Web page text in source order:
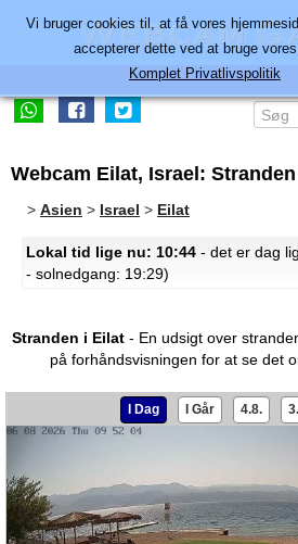
Webcam Eilat, Israel:
> Asien > Israel > Eilat
Lokal tid lige nu: 10:44 - det er dag
- solnedgang: 19:29)
Stranden i Eilat - En udsigt over
på forhåndsvisningen for at se det
I Dag I Går 4.8.
Vi bruger cookies til, at få vores
accepterer dette ved at bruge
Komplet Privatlivspolitik